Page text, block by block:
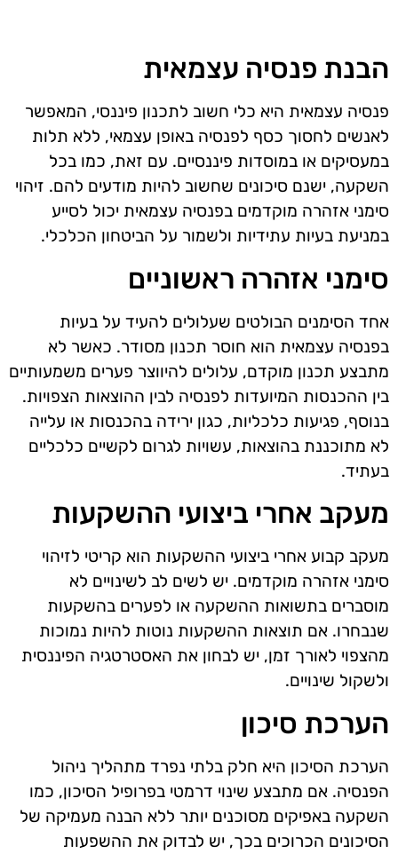
הבנת פנסיה עצמאית
פנסיה עצמאית היא כלי חשוב לתכנון פיננסי, המאפשר
לאנשים לחסוך כסף לפנסיה באופן עצמאי, ללא תלות
במעסיקים או במוסדות פיננסיים. עם זאת, כמו בכל
השקעה, ישנם סיכונים שחשוב להיות מודעים להם. זיהוי
סימני אזהרה מוקדמים בפנסיה עצמאית יכול לסייע
במניעת בעיות עתידיות ולשמור על הביטחון הכלכלי.
סימני אזהרה ראשוניים
אחד הסימנים הבולטים שעלולים להעיד על בעיות
בפנסיה עצמאית הוא חוסר תכנון מסודר. כאשר לא
מתבצע תכנון מוקדם, עלולים להיווצר פערים משמעותיים
בין ההכנסות המיועדות לפנסיה לבין ההוצאות הצפויות.
בנוסף, פגיעות כלכליות, כגון ירידה בהכנסות או עלייה
לא מתוכננת בהוצאות, עשויות לגרום לקשיים כלכליים
בעתיד.
מעקב אחרי ביצועי ההשקעות
מעקב קבוע אחרי ביצועי ההשקעות הוא קריטי לזיהוי
סימני אזהרה מוקדמים. יש לשים לב לשינויים לא
מוסברים בתשואות ההשקעה או לפערים בהשקעות
שנבחרו. אם תוצאות ההשקעות נוטות להיות נמוכות
מהצפוי לאורך זמן, יש לבחון את האסטרטגיה הפיננסית
ולשקול שינויים.
הערכת סיכון
הערכת הסיכון היא חלק בלתי נפרד מתהליך ניהול
הפנסיה. אם מתבצע שינוי דרמטי בפרופיל הסיכון, כמו
השקעה באפיקים מסוכנים יותר ללא הבנה מעמיקה של
הסיכונים הכרוכים בכך, יש לבדוק את ההשפעות